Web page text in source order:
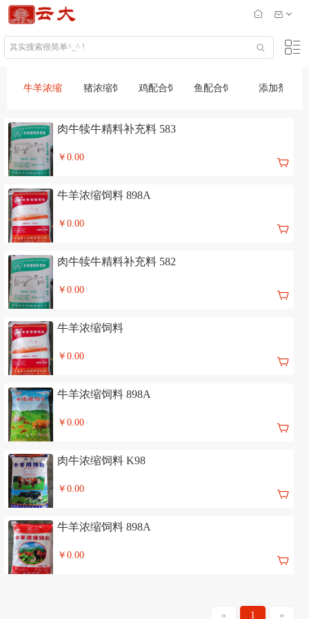
牛羊浓缩饲料 猪浓缩饲料 鸡配合饲料 鱼配合饲料 添加剂
肉牛犊牛精料补充料 583
￥0.00
牛羊浓缩饲料 898A
￥0.00
肉牛犊牛精料补充料 582
￥0.00
牛羊浓缩饲料
￥0.00
牛羊浓缩饲料 898A
￥0.00
肉牛浓缩饲料 K98
￥0.00
牛羊浓缩饲料 898A
￥0.00
« 1 »